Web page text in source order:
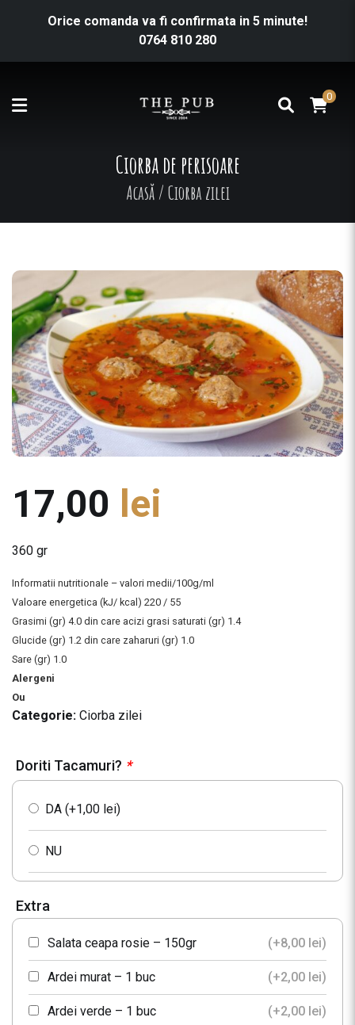
Orice comanda va fi confirmata in 5 minute!
0764 810 280
0
Ciorba de perisoare
Acasă/ Ciorba zilei
17,00 lei
360 gr
Informatii nutritionale – valori medii/100g/ml
Valoare energetica (kJ/ kcal) 220 / 55
Grasimi (gr) 4.0 din care acizi grasi saturati (gr) 1.4
Glucide (gr) 1.2 din care zaharuri (gr) 1.0
Sare (gr) 1.0
Alergeni
Ou
Categorie: Ciorba zilei
Doriti Tacamuri? *
DA (+1,00 lei)
NU
Extra
Salata ceapa rosie – 150gr (+8,00 lei)
Ardei murat – 1 buc (+2,00 lei)
Ardei verde – 1 buc (+2,00 lei)